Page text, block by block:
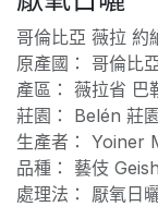
哥倫比亞 薇拉 約
原產國： 哥倫比
產區： 薇拉省 巴
莊園： Belén 莊
生產者： Yoiner
品種： 藝伎
處理法： 厭氧日